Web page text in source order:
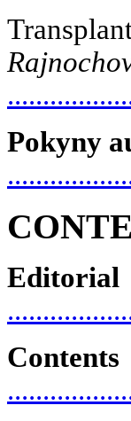
Pokyny
Editorial
Contents